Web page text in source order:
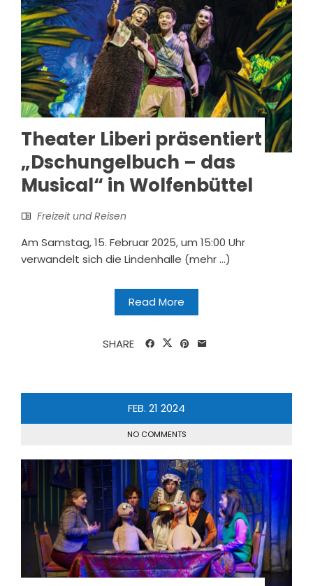
Theater Liberi präsentiert
„Dschungelbuch – das
Musical“ in Wolfenbüttel
Freizeit und Reisen
Am Samstag, 15. Februar 2025, um 15:00 Uhr
verwandelt sich die Lindenhalle (mehr …)
Read More
SHARE
FEB. 21 2024
NO COMMENTS